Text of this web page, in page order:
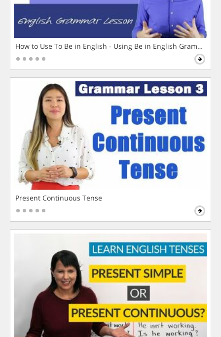
How to Use To Be in English - Using Be in English Grammar
Present Continuous Tense